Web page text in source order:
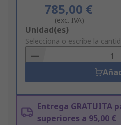
785,00 €
(exc. IVA)
Add
to
Basket
Unidad(es)
Selecciona o escribe la
Entrega GRATUITA
superiores a 95,00 €